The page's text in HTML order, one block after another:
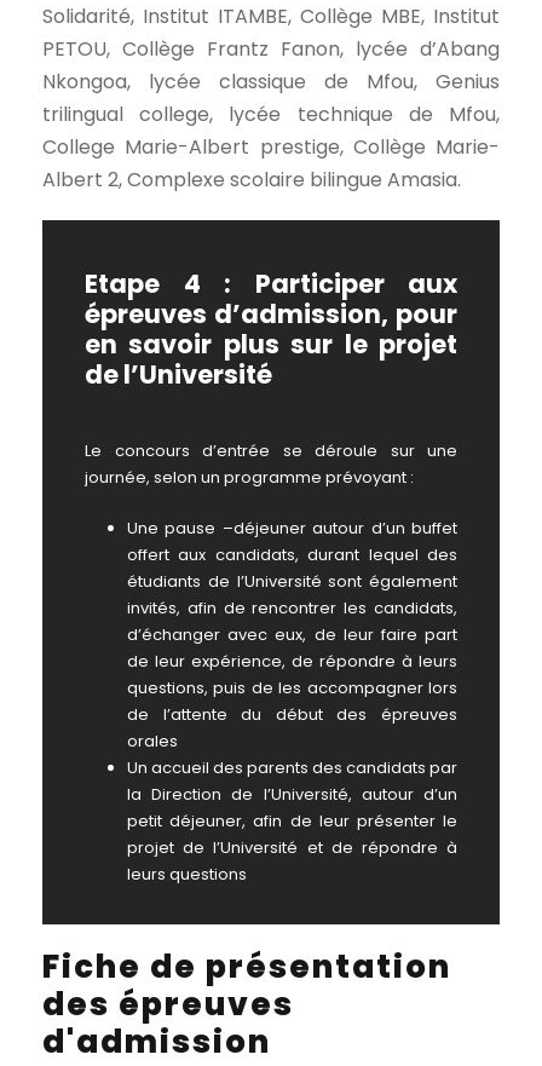
Solidarité, Institut ITAMBE, Collège MBE, Institut
PETOU, Collège Frantz Fanon, lycée d’Abang
Nkongoa, lycée classique de Mfou, Genius
trilingual college, lycée technique de Mfou,
College Marie-Albert prestige, Collège Marie-
Albert 2, Complexe scolaire bilingue Amasia.
Etape 4 : Participer aux
épreuves d’admission, pour
en savoir plus sur le projet
de l’Université
Le concours d’entrée se déroule sur une
journée, selon un programme prévoyant :
Une pause –déjeuner autour d’un buffet
offert aux candidats, durant lequel des
étudiants de l’Université sont également
invités, afin de rencontrer les candidats,
d’échanger avec eux, de leur faire part
de leur expérience, de répondre à leurs
questions, puis de les accompagner lors
de l’attente du début des épreuves
orales
Un accueil des parents des candidats par
la Direction de l’Université, autour d’un
petit déjeuner, afin de leur présenter le
projet de l’Université et de répondre à
leurs questions
Fiche de présentation
des épreuves
d'admission